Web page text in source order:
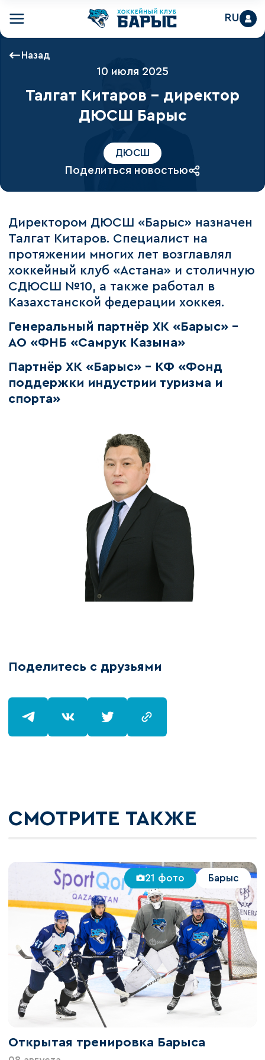
RU
Назад
10 июля 2025
Талгат Китаров – директор
ДЮСШ Барыс
ДЮСШ
Поделиться новостью
Директором ДЮСШ «Барыс» назначен
Талгат Китаров. Специалист на
протяжении многих лет возглавлял
хоккейный клуб «Астана» и столичную
СДЮСШ №10, а также работал в
Казахстанской федерации хоккея.
Генеральный партнёр ХК «Барыс» –
АО «ФНБ «Самрук Казына»
Партнёр ХК «Барыс» - КФ «Фонд
поддержки индустрии туризма и
спорта»
Поделитесь с друзьями
СМОТРИТЕ ТАКЖЕ
21 фото Барыс
Открытая тренировка Барыса